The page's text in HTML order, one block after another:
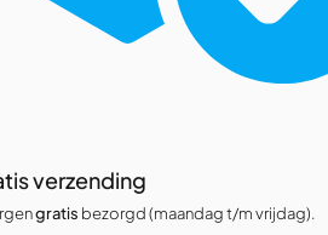
verzending
gratis bezorgd (maandag t/m vrijdag).